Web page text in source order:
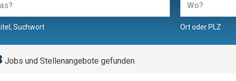
Suchwort Ort oder PLZ
Jobs und Stellenangebote gefunden